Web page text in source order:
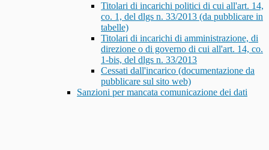
Titolari di incarichi politici di cui all'art. 14,
co. 1, del dlgs n. 33/2013 (da pubblicare in
tabelle)
Titolari di incarichi di amministrazione, di
direzione o di governo di cui all'art. 14, co.
1-bis, del dlgs n. 33/2013
Cessati dall'incarico (documentazione da
pubblicare sul sito web)
Sanzioni per mancata comunicazione dei dati